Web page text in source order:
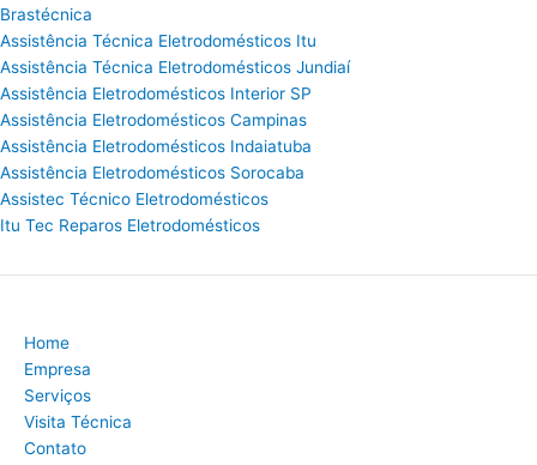
Brastécnica
Assistência Técnica Eletrodomésticos Itu
Assistência Técnica Eletrodomésticos Jundiaí
Assistência Eletrodomésticos Interior SP
Assistência Eletrodomésticos Campinas
Assistência Eletrodomésticos Indaiatuba
Assistência Eletrodomésticos Sorocaba
Assistec Técnico Eletrodomésticos
Itu Tec Reparos Eletrodomésticos
Home
Empresa
Serviços
Visita Técnica
Contato